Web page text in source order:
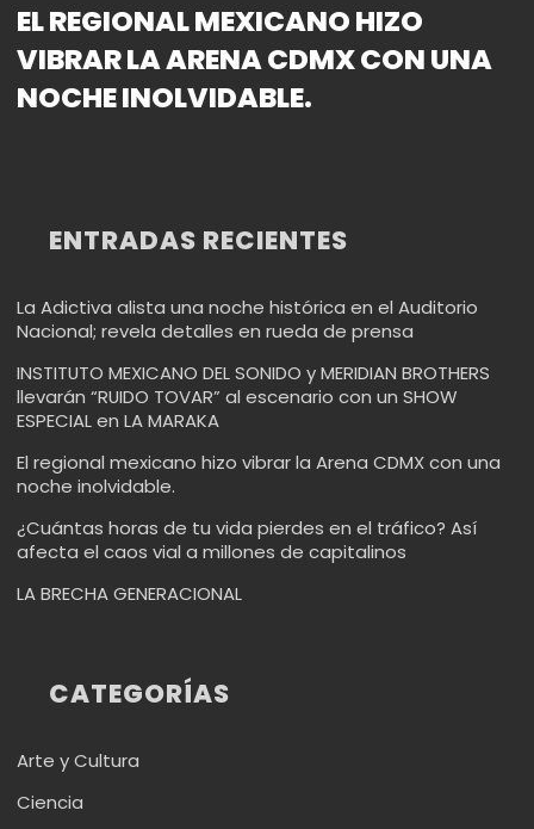
EL REGIONAL MEXICANO HIZO
VIBRAR LA ARENA CDMX CON UNA
NOCHE INOLVIDABLE.
ENTRADAS RECIENTES
La Adictiva alista una noche histórica en el Auditorio
Nacional; revela detalles en rueda de prensa
INSTITUTO MEXICANO DEL SONIDO y MERIDIAN BROTHERS
llevarán “RUIDO TOVAR” al escenario con un SHOW
ESPECIAL en LA MARAKA
El regional mexicano hizo vibrar la Arena CDMX con una
noche inolvidable.
¿Cuántas horas de tu vida pierdes en el tráfico? Así
afecta el caos vial a millones de capitalinos
LA BRECHA GENERACIONAL
CATEGORÍAS
Arte y Cultura
Ciencia